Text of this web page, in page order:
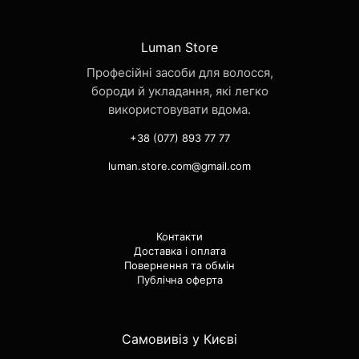
Luman Store
Професійні засоби для волосся,
бороди й укладання, які легко
використовувати вдома.
+38 (077) 893 77 77
luman.store.com@gmail.com
Контакти
Доставка і оплата
Повернення та обмін
Публічна оферта
Самовивіз у Києві